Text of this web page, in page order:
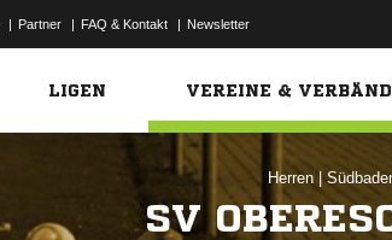
| Partner | FAQ & Kontakt | Newsletter
LIGEN VEREINE &
Herren |
SV